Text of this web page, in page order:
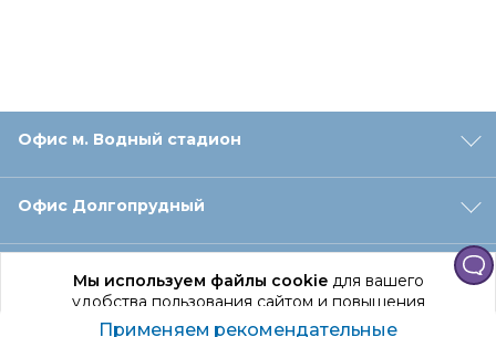
Мы используем файлы cookieдля вашего
удобства пользования сайтом и повышения
качества рекомендаций.
Офис м. Водный стадион
Офис Долгопрудный
Офис Санкт‑Петербург
Применяем рекомендательные